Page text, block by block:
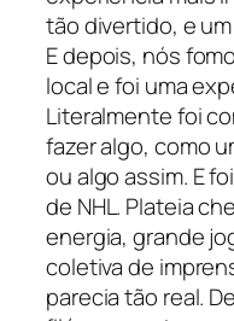
tão divertido, e
E depois, nós
local e foi uma
Literalmente foi
fazer algo, como
ou algo assim. E
de NHL. Plateia
energia, grande
coletiva de
parecia tão real.